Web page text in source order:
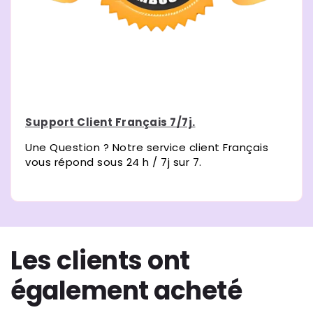
Support Client Français 7/7j.
Une Question ? Notre service client Français
vous répond sous 24 h / 7j sur 7.
Les clients ont
également acheté